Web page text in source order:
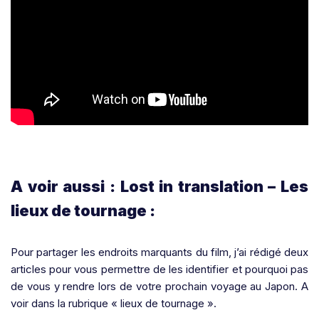
A voir aussi : Lost in translation – Les
lieux de tournage :
Pour partager les endroits marquants du film, j’ai rédigé deux
articles pour vous permettre de les identifier et pourquoi pas
de vous y rendre lors de votre prochain voyage au Japon. A
voir dans la rubrique « lieux de tournage ».